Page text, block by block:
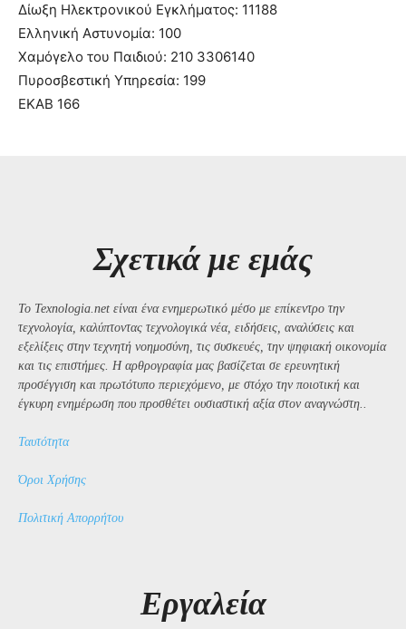
Δίωξη Ηλεκτρονικού Εγκλήματος: 11188
Ελληνική Αστυνομία: 100
Χαμόγελο του Παιδιού: 210 3306140
Πυροσβεστική Υπηρεσία: 199
ΕΚΑΒ 166
Σχετικά με εμάς
Το Texnologia.net είναι ένα ενημερωτικό μέσο με επίκεντρο την
τεχνολογία, καλύπτοντας τεχνολογικά νέα, ειδήσεις, αναλύσεις και
εξελίξεις στην τεχνητή νοημοσύνη, τις συσκευές, την ψηφιακή οικονομία
και τις επιστήμες. Η αρθρογραφία μας βασίζεται σε ερευνητική
προσέγγιση και πρωτότυπο περιεχόμενο, με στόχο την ποιοτική και
έγκυρη ενημέρωση που προσθέτει ουσιαστική αξία στον αναγνώστη..
Ταυτότητα
Όροι Χρήσης
Πολιτική Απορρήτου
Εργαλεία